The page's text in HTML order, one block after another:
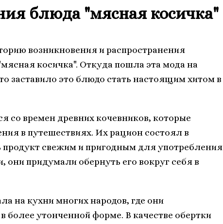
блюда "мясная косичка"
возникновения и распространения
косичка". Откуда пошла эта мода на
заставило это блюдо стать настоящим хитом в
со времен древних кочевников, которые
в путешествиях. Их рацион состоял в
продукт свежим и пригодным для употребления
придумали обернуть его вокруг себя в
на кухни многих народов, где они
более утонченной форме. В качестве обертки